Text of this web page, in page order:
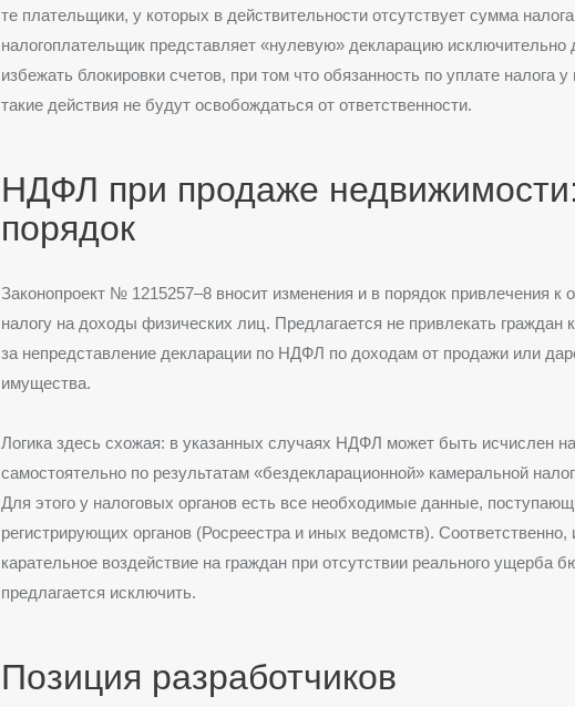
те плательщики, у которых в действительности отсутствует сумма
налогоплательщик представляет «нулевую» декларацию исключительно
избежать блокировки счетов, при том что обязанность по уплате налога у
такие действия не будут освобождаться от ответственности.
НДФЛ при продаже
порядок
Законопроект № 1215257–8 вносит изменения и в порядок привлечения к
налогу на доходы физических лиц. Предлагается не привлекать граждан
за непредставление декларации по НДФЛ по доходам от продажи или
имущества.
Логика здесь схожая: в указанных случаях НДФЛ может быть исчислен
самостоятельно по результатам «бездекларационной» камеральной
Для этого у налоговых органов есть все необходимые данные,
регистрирующих органов (Росреестра и иных ведомств). Соответственно,
карательное воздействие на граждан при отсутствии реального ущерба
предлагается исключить.
Позиция разработчиков